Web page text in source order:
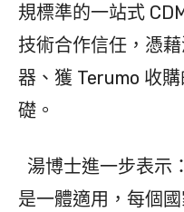
規標準的一站式
技術合作信任，憑
器、獲 Terumo 收
礎。
湯博士進一步表示
是一體適用，每個